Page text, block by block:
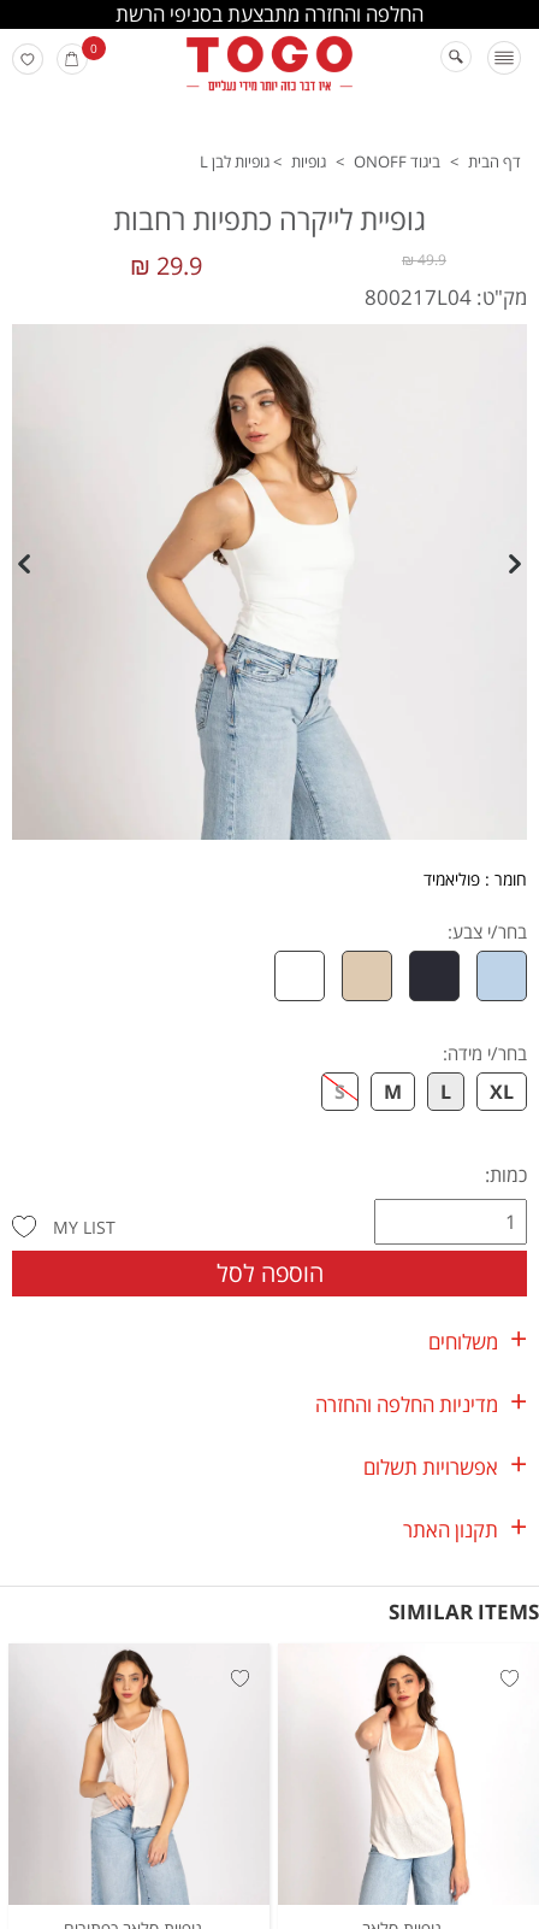
החלפה והחזרה מתבצעת בסניפי הרשת
0
דף הבית > ביגוד ONOFF > גופיות >גופיות לבן L
גופיית לייקרה כתפיות רחבות
29.9 ₪ 49.9 ₪
מק"ט: 800217L04
חומר : פוליאמיד
בחר/י צבע:
בחר/י מידה:
XL
L
M
S
כמות:
הוספה לסל
MY LIST
משלוחים
מדיניות החלפה והחזרה
אפשרויות תשלום
תקנון האתר
SIMILAR ITEMS